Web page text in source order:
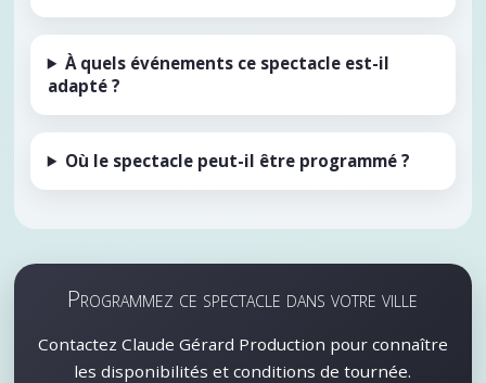
À quels événements ce spectacle est-il
adapté ?
Où le spectacle peut-il être programmé ?
Programmez ce spectacle dans votre ville
Contactez Claude Gérard Production pour connaître
les disponibilités et conditions de tournée.